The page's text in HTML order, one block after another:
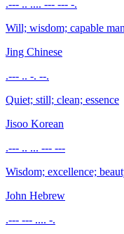
.--- .. .... --- --- -.
Will; wisdom; capable man
Jing Chinese
.--- .. -. --.
Quiet; still; clean; essence
Jisoo Korean
.--- .. ... --- ---
Wisdom; excellence;
John Hebrew
.--- --- .... -.